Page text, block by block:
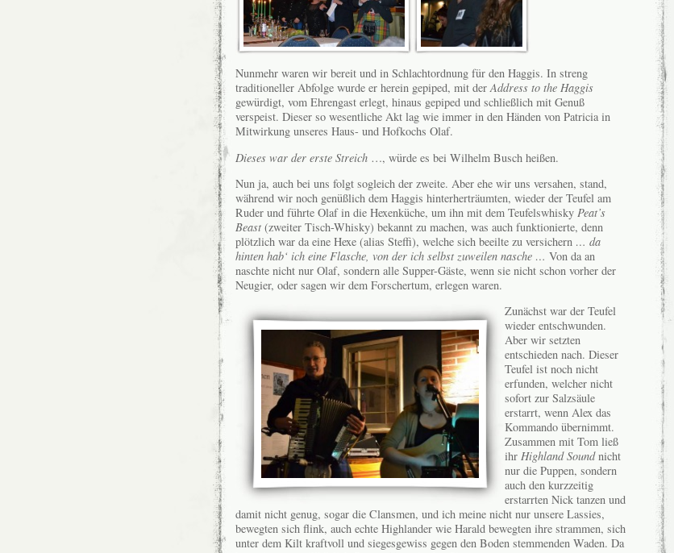
Nunmehr waren wir bereit und in Schlachtordnung für den Haggis. In streng
traditioneller Abfolge wurde er herein gepiped, mit derAddress to the Haggis
gewürdigt, vom Ehrengast erlegt, hinaus gepiped und schließlich mit Genuß
verspeist. Dieser so wesentliche Akt lag wie immer in den Händen von Patricia in
Mitwirkung unseres Haus- und Hofkochs Olaf.
Dieses war der erste Streich …, würde es bei Wilhelm Busch heißen.
Nun ja, auch bei uns folgt sogleich der zweite. Aber ehe wir uns versahen, stand,
während wir noch genüßlich dem Haggis hinterherträumten, wieder der Teufel am
Ruder und führte Olaf in die Hexenküche, um ihn mit dem Teufelswhisky Peat’s
Beast (zweiter Tisch-Whisky) bekannt zu machen, was auch funktionierte, denn
plötzlich war da eine Hexe (alias Steffi), welche sich beeilte zu versichern … da
hinten hab‘ ich eine Flasche, von der ich selbst zuweilen nasche … Von da an
naschte nicht nur Olaf, sondern alle Supper-Gäste, wenn sie nicht schon vorher der
Neugier, oder sagen wir dem Forschertum, erlegen waren.
Zunächst war der Teufel
wieder entschwunden.
Aber wir setzten
entschieden nach. Dieser
Teufel ist noch nicht
erfunden, welcher nicht
sofort zur Salzsäule
erstarrt, wenn Alex das
Kommando übernimmt.
Zusammen mit Tom ließ
ihr Highland Soundnicht
nur die Puppen, sondern
auch den kurzzeitig
erstarrten Nick tanzen und
damit nicht genug, sogar die Clansmen, und ich meine nicht nur unsere Lassies,
bewegten sich flink, auch echte Highlander wie Harald bewegten ihre strammen, sich
unter dem Kilt kraftvoll und siegesgewiss gegen den Boden stemmenden Waden. Da